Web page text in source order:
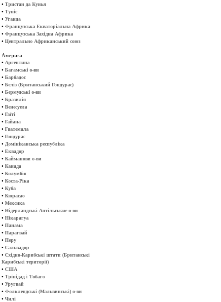
• Тристан да Кунья
• Туніс
• Уганда
• Французська Екваторіальна Африка
• Французська Західна Африка
• Центрально Африканський союз
Америка
• Аргентина
• Багамські о-ви
• Барбадос
• Беліз (Британський Гондурас)
• Бермудські о-ви
• Бразилія
• Венесуела
• Гаїті
• Гайана
• Гватемала
• Гондурас
• Домініканська республіка
• Еквадор
• Кайманови о-ви
• Канада
• Колумбія
• Коста-Ріка
• Куба
• Кюрасао
• Мексика
• Нідерландські Антільськие о-ви
• Нікарагуа
• Панама
• Парагвай
• Перу
• Сальвадор
• Східно-Карибські штати (Британські
Карибські території)
• США
• Трінідад і Тобаго
• Уругвай
• Фолклендські (Мальвинські) о-ви
• Чилі